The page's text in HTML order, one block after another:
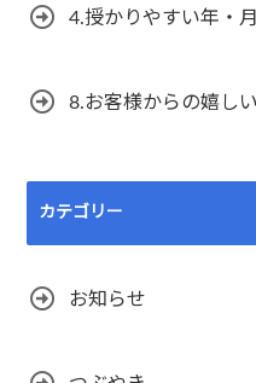
4.授かりやすい年・
8.お客様からの嬉し
カテゴリー
お知らせ